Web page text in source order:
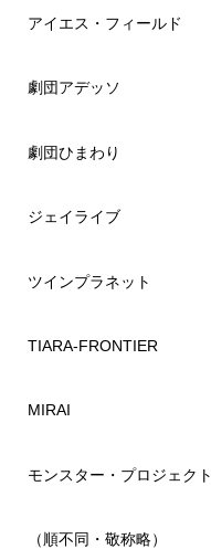
アイエス・フィールド
劇団アデッソ
劇団ひまわり
ジェイライブ
ツインプラネット
TIARA-FRONTIER
MIRAI
モンスター・プロジェクト
（順不同・敬称略）